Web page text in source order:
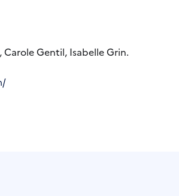
Gentil, Isabelle Grin.